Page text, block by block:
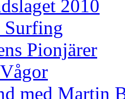
2010
Surfing
Pionjärer
med Martin